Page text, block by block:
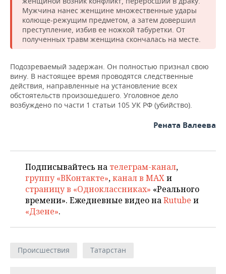
КИБЕРСПОРТ
ФИГУРНОЕ КАТАНИЕ
ВОДНЫЕ ВИДЫ СПОРТА
ХОККЕЙ С МЯЧОМ
КУЛЬТУРА
МЕДИЦИНА
ОБРАЗОВАНИЕ
ПРОИСШЕСТВИЯ
СПИСОК КОМПАНИЙ
Мужчина нанес женщине множественные удары
колюще-режущим предметом, а затем довершил
преступление, избив ее ножкой табуретки. От
полученных травм женщина скончалась на месте.
Подозреваемый задержан. Он полностью признал свою
вину. В настоящее время проводятся следственные
действия, направленные на установление всех
обстоятельств произошедшего. Уголовное дело
возбуждено по части 1 статьи 105 УК РФ (убийство).
Рената Валеева
Подписывайтесь на телеграм-канал,
группу «ВКонтакте»,канал в MAXи
страницу в «Одноклассниках» «Реального
времени». Ежедневные видео наRutube и
«Дзене».
Происшествия Татарстан